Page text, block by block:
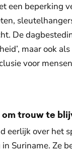
een beperking
De
maar ook
voor
trouw te
eerlijk over het
Suriname. Ze